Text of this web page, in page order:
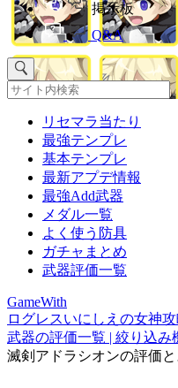
掲示板
Q&A
リセマラ当たり
最強テンプレ
基本テンプレ
最新アプデ情報
最強Add武器
メダル一覧
よく使う防具
ガチャまとめ
武器評価一覧
GameWith
ログレスいにしえの女神
武器の評価一覧 | 絞り込み
滅剣アドラシオンの評価